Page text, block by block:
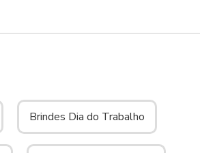
Brindes Dia do Trabalho